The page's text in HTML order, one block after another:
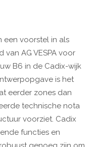
een voorstel in als
AG VESPA voor
B6 in de Cadix-wijk
is het
eerder zones dan
technische nota
voorziet. Cadix
functies en